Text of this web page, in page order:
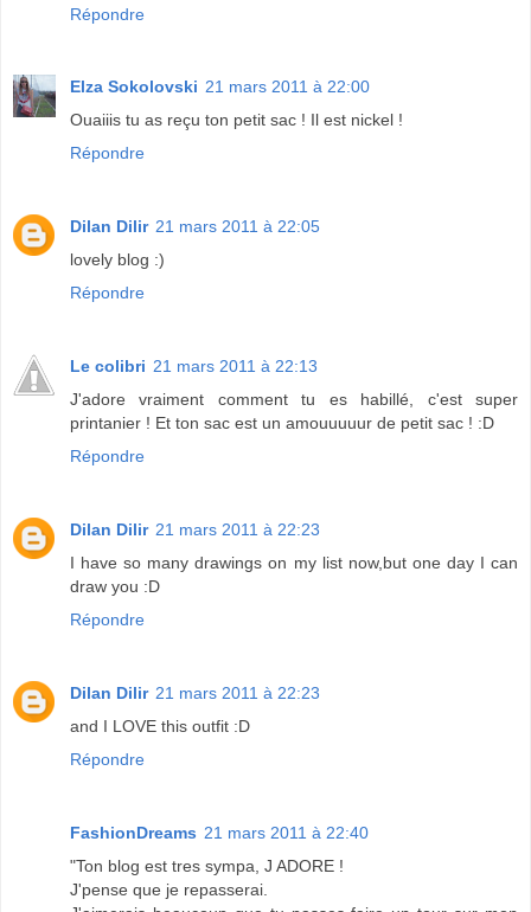
Répondre
Elza Sokolovski 21 mars 2011 à 22:00
Ouaiiis tu as reçu ton petit sac ! Il est nickel !
Répondre
Dilan Dilir 21 mars 2011 à 22:05
lovely blog :)
Répondre
Le colibri 21 mars 2011 à 22:13
J'adore vraiment comment tu es habillé, c'est super
printanier ! Et ton sac est un amouuuuur de petit sac ! :D
Répondre
Dilan Dilir 21 mars 2011 à 22:23
I have so many drawings on my list now,but one day I can
draw you :D
Répondre
Dilan Dilir 21 mars 2011 à 22:23
and I LOVE this outfit :D
Répondre
FashionDreams 21 mars 2011 à 22:40
"Ton blog est tres sympa, J ADORE !
J'pense que je repasserai.